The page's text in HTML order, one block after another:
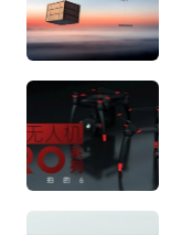
-
相
关
无
人
机
文